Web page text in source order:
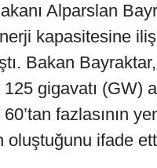
Alparslan
kapasitesine
Bakan
gigavatı (GW)
fazlasının
oluştuğunu ifade